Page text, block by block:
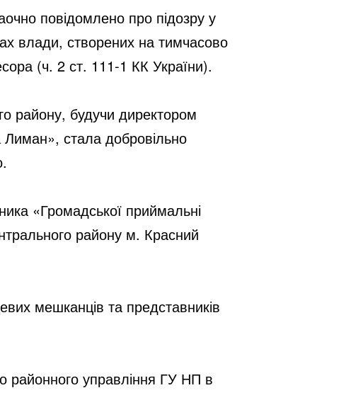
повідомлено про підозру у
влади, створених на тимчасово
(ч. 2 ст. 111-1 КК України).
району, будучи директором
Лиман», стала добровільно
«Громадської приймальні
району м. Красний
мешканців та представників
районного управління ГУ НП в